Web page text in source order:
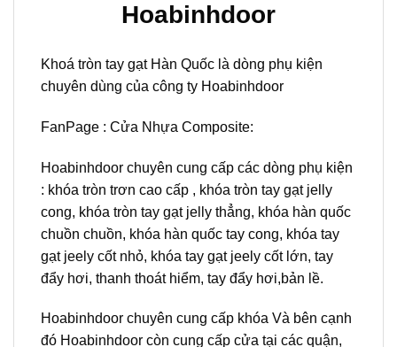
Hoabinhdoor
Khoá tròn tay gạt Hàn Quốc là dòng phụ kiện
chuyên dùng của công ty Hoabinhdoor
FanPage : Cửa Nhựa Composite:
Hoabinhdoor chuyên cung cấp các dòng phụ kiện
: khóa tròn trơn cao cấp , khóa tròn tay gạt jelly
cong, khóa tròn tay gạt jelly thẳng, khóa hàn quốc
chuồn chuồn, khóa hàn quốc tay cong, khóa tay
gạt jeely cốt nhỏ, khóa tay gạt jeely cốt lớn, tay
đẩy hơi, thanh thoát hiểm, tay đẩy hơi,bản lề.
Hoabinhdoor chuyên cung cấp khóa Và bên cạnh
đó Hoabinhdoor còn cung cấp cửa tại các quận,